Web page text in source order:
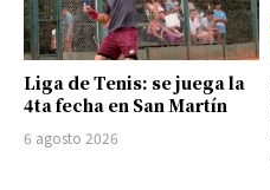
Liga de Tenis: se juega la
4ta fecha en San Martín
6 agosto 2026